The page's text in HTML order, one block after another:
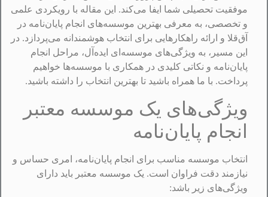
موفقیت تحصیلی شما ایفا می‌کند. این مقاله با رویکردی علمی
و تخصصی، به معرفی بهترین موسسه‌های انجام پایان‌نامه در
آق‌قلا و ارائه راهکارهایی برای انتخاب هوشمندانه می‌پردازد. در
این مسیر، به ویژگی‌های موسسه‌ای ایده‌آل، مراحل انجام
پایان‌نامه و نکاتی کلیدی در همکاری با موسسه‌ها خواهیم
پرداخت. با ما همراه باشید تا بهترین انتخاب را داشته باشید.
ویژگی‌های یک موسسه معتبر
انجام پایان‌نامه
انتخاب موسسه مناسب برای انجام پایان‌نامه، امری حساس و
نیازمند دقت فراوان است. یک موسسه معتبر باید دارای
ویژگی‌های زیر باشد: